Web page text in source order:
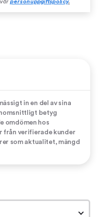
personuppgiftspolicy.
in en del av sina
betyg
omdömen hos
från verifierade kunder
som aktualitet, mängd